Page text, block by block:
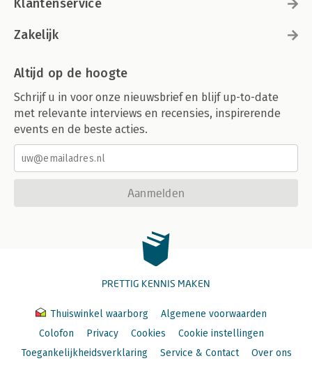
Klantenservice
Zakelijk
Altijd op de hoogte
Schrijf u in voor onze nieuwsbrief en blijf up-to-date
met relevante interviews en recensies, inspirerende
events en de beste acties.
Aanmelden
PRETTIG KENNIS MAKEN
Thuiswinkel waarborg
Algemene voorwaarden
Colofon
Privacy Cookies
Cookie instellingen
Toegankelijkheidsverklaring
Service & Contact Over ons